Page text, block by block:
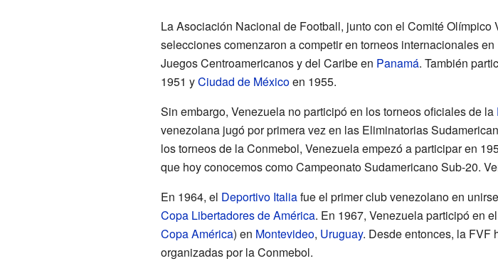
La Asociación Nacional de Football, junto con el Comité
selecciones comenzaron a competir en torneos internacionales
Juegos Centroamericanos y del Caribe en Panamá. También
1951 yCiudad de Méxicoen 1955.
Sin embargo, Venezuela no participó en los torneos oficiales de la
venezolana jugó por primera vez en las Eliminatorias
los torneos de la Conmebol, Venezuela empezó a participar en
que hoy conocemos como Campeonato Sudamericano Sub-20.
En 1964, el Deportivo Italiafue el primer club venezolano en
Copa Libertadores de América. En 1967, Venezuela participó en
Copa América) en Montevideo, Uruguay. Desde entonces, la FVF
organizadas por la Conmebol.